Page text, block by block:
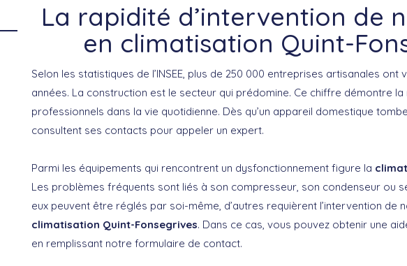
La rapidité d’intervention de
en climatisation Quint-
Selon les statistiques de l’INSEE, plus de 250 000 entreprises artisanales ont
années. La construction est le secteur qui prédomine. Ce chiffre démontre
professionnels dans la vie quotidienne. Dès qu’un appareil domestique
consultent ses contacts pour appeler un expert.
Parmi les équipements qui rencontrent un dysfonctionnement figure la
Les problèmes fréquents sont liés à son compresseur, son condenseur ou
eux peuvent être réglés par soi-même, d’autres requièrent l’intervention de
climatisation Quint-Fonsegrives. Dans ce cas, vous pouvez obtenir une
en remplissant notre formulaire de contact.